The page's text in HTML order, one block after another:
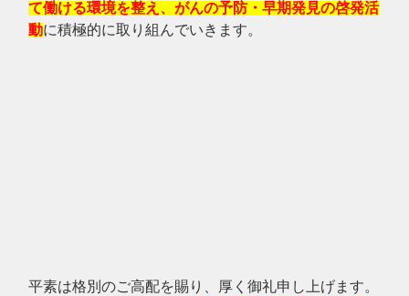
て働ける環境を整え、がんの予防・早期発見の啓発活
動に積極的に取り組んでいきます。
平素は格別のご高配を賜り、厚く御礼申し上げます。